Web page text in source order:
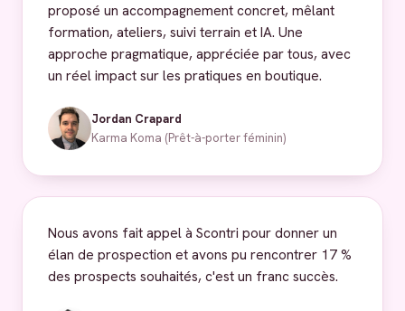
proposé un accompagnement concret, mêlant
formation, ateliers, suivi terrain et IA. Une
approche pragmatique, appréciée par tous, avec
un réel impact sur les pratiques en boutique.
Jordan Crapard
Karma Koma (Prêt-à-porter féminin)
Nous avons fait appel à Scontri pour donner un
élan de prospection et avons pu rencontrer 17 %
des prospects souhaités, c'est un franc succès.